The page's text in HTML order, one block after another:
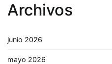
Archivos
junio 2026
mayo 2026